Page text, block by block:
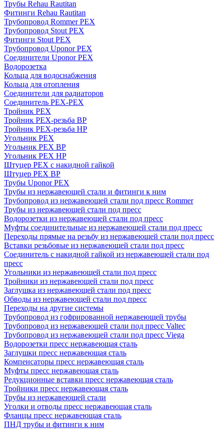
Трубы Rehau Rautitan
Фитинги Rehau Rautitan
Трубопровод Rommer PEX
Трубопровод Stout PEX
Фитинги Stout PEX
Трубопровод Uponor PEX
Соединители Uponor PEX
Водорозетка
Кольца для водоснабжения
Кольца для отопления
Соединители для радиаторов
Соединитель PEX-PEX
Тройник PEX
Тройник PEX-резьба ВР
Тройник PEX-резьба НР
Угольник PEX
Угольник PEX ВР
Угольник PEX НР
Штуцер PEX c накидной гайкой
Штуцер PEX ВР
Трубы Uponor PEX
Трубы из нержавеющей стали и фитинги к ним
Трубопровод из нержавеющей стали под пресс Rommer
Трубы из нержавеющей стали под пресс
Водорозетки из нержавеющей стали под пресс
Муфты соединительные из нержавеющей стали под пресс
Переходы прямые на резьбу из нержавеющей стали под пресс
Вставки резьбовые из нержавеющей стали под пресс
Соединитель с накидной гайкой из нержавеющей стали под
пресс
Угольники из нержавеющей стали под пресс
Тройники из нержавеющей стали под пресс
Заглушка из нержавеющей стали под пресс
Обводы из нержавеющей стали под пресс
Переходы на другие системы
Трубопровод из гофрированной нержавеющей трубы
Трубопровод из нержавеющей стали под пресс Valtec
Трубопровод из нержавеющей стали под пресс Viega
Водорозетки пресс нержавеющая сталь
Заглушки пресс нержавеющая сталь
Компенсаторы пресс нержавеющая сталь
Муфты пресс нержавеющая сталь
Редукционные вставки пресс нержавеющая сталь
Тройники пресс нержавеющая сталь
Трубы из нержавеющей стали
Уголки и отводы пресс нержавеющая сталь
Фланцы пресс нержавеющая сталь
ПНД трубы и фитинги к ним